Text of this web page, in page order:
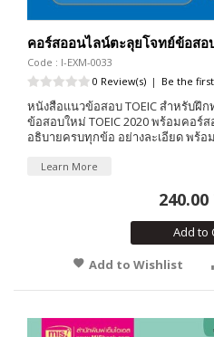
คอร์สออนไลน์ตะลุยโจทย์ข้อส
Code : I-EXM-0033
0 Review(s) | Be the
หนังสือแนวข้อสอบ TOEIC สำหรับฝึ
ข้อสอบใหม่ TOEIC 2020 พร้อมคอ
อธิบายครบทุกข้อ อย่างละเอียด พร้
Learn More
Add to
Add to Wishlist